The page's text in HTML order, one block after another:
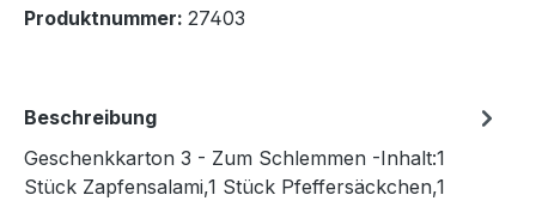
Produktnummer: 27403
Beschreibung
Geschenkkarton 3 - Zum Schlemmen -Inhalt:1
Stück Zapfensalami,1 Stück Pfeffersäckchen,1